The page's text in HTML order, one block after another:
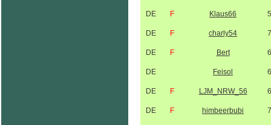
DE F Klaus66
DE F charly54
DE F Bert
DE Feisol
DE F LJM_NRW_56
DE F himbeerbubi